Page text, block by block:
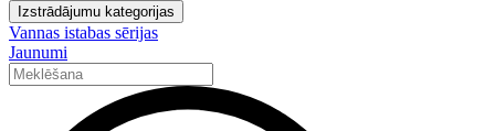
Izstrādājumu kategorijas
Vannas istabas sērijas
Jaunumi